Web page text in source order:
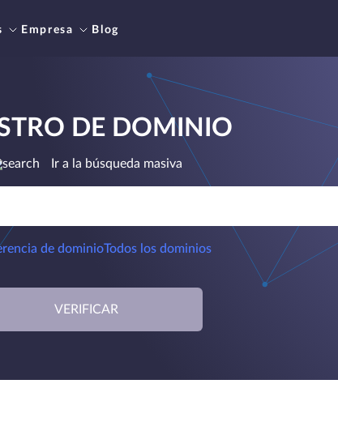
Empresa Blog
DE DOMINIO
Ir a la búsqueda masiva
de dominioTodos los dominios
VERIFICAR